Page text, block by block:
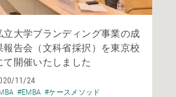
立大学ブランディング事業の成
報告会（文科省採択）を東京校
て開催いたしました
11/24
#EMBA #ケースメソッド